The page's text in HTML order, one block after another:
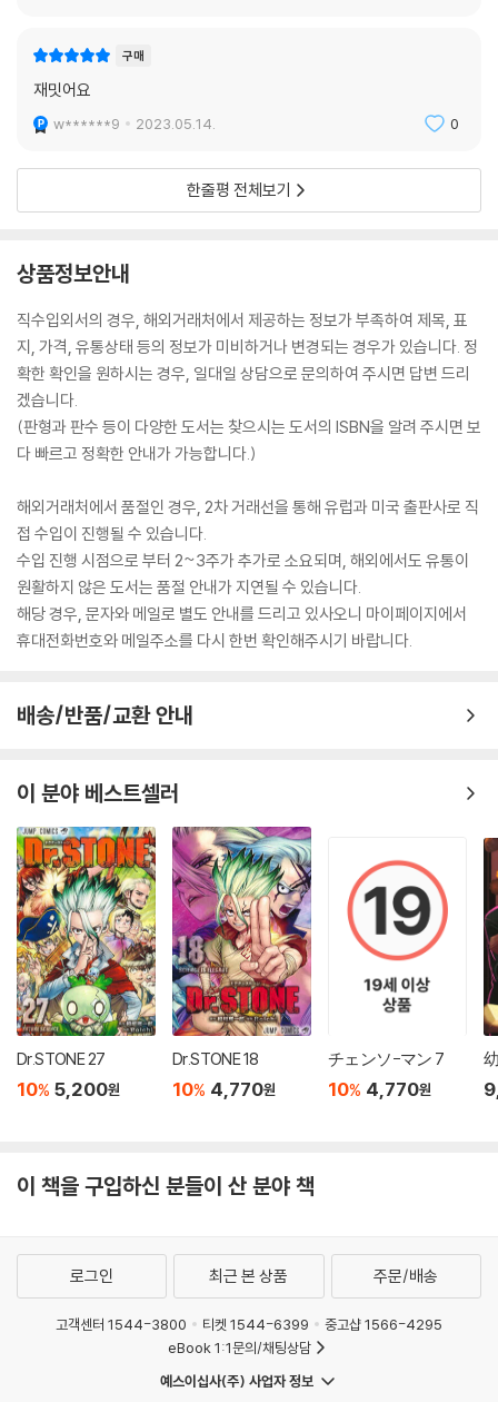
구매
재밋어요
w******9 2023.05.14. 0
한줄평 전체보기
상품정보안내
직수입외서의 경우, 해외거래처에서 제공하는 정보가 부족하여 제목, 표
지, 가격, 유통상태 등의 정보가 미비하거나 변경되는 경우가 있습니다. 정
확한 확인을 원하시는 경우, 일대일 상담으로 문의하여 주시면 답변 드리
겠습니다.
(판형과 판수 등이 다양한 도서는 찾으시는 도서의 ISBN을 알려 주시면 보
다 빠르고 정확한 안내가 가능합니다.)
해외거래처에서 품절인 경우, 2차 거래선을 통해 유럽과 미국 출판사로 직
접 수입이 진행될 수 있습니다.
수입 진행 시점으로 부터 2~3주가 추가로 소요되며, 해외에서도 유통이
원활하지 않은 도서는 품절 안내가 지연될 수 있습니다.
해당 경우, 문자와 메일로 별도 안내를 드리고 있사오니 마이페이지에서
휴대전화번호와 메일주소를 다시 한번 확인해주시기 바랍니다.
배송/반품/교환 안내
이 분야 베스트셀러
Dr.STONE 27
10% 5,200원
Dr.STONE 18
10% 4,770원
チェンソ-マン 7
10% 4,770원
이 책을 구입하신 분들이 산 분야 책
로그인 최근 본 상품 주문/배송
고객센터 1544-3800 티켓 1544-6399
중고샵 1566-4295
eBook 1:1문의/채팅상담
예스이십사(주) 사업자 정보